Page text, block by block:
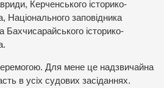
Керченського історико-
Національного заповідника
Бахчисарайського історико-
Для мене це надзвичайна
в усіх судових засіданнях.